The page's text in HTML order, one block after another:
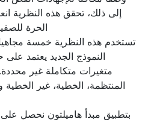
إلى ذلك، تحقق هذه النظرية
الحرة
تستخدم هذه النظرية خمسة
النموذج الجديد يعتمد
متغيرات متكاملة غير
المنتظمة، الخطية، غير
بتطبيق مبدأ هاميلتون نحصل